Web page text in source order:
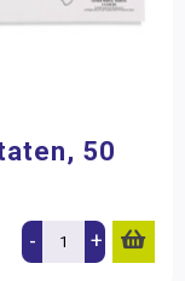
50
- +